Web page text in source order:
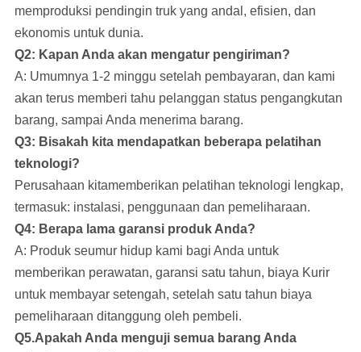
memproduksi pendingin truk yang andal, efisien, dan
ekonomis untuk dunia.
Q2: Kapan Anda akan mengatur pengiriman?
A: Umumnya 1-2 minggu setelah pembayaran, dan kami
akan terus memberi tahu pelanggan status pengangkutan
barang, sampai Anda menerima barang.
Q3: Bisakah kita mendapatkan beberapa pelatihan
teknologi?
Perusahaan kitamemberikan pelatihan teknologi lengkap,
termasuk: instalasi, penggunaan dan pemeliharaan.
Q4: Berapa lama garansi produk Anda?
A: Produk seumur hidup kami bagi Anda untuk
memberikan perawatan, garansi satu tahun, biaya Kurir
untuk membayar setengah, setelah satu tahun biaya
pemeliharaan ditanggung oleh pembeli.
Q5.Apakah Anda menguji semua barang Anda